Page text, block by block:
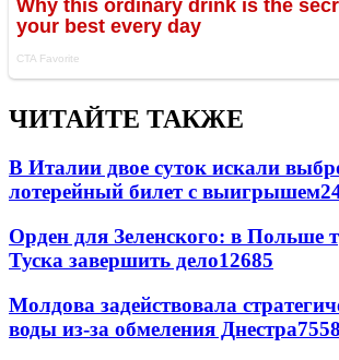
ЧИТАЙТЕ ТАКЖЕ
В Италии двое суток искали
лотерейный билет с выигрышем
Орден для Зеленского: в Польше
Туска завершить дело12685
Молдова задействовала
воды из-за обмеления Днестра7558